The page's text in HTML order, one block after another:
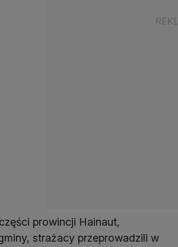
prowincji Hainaut,
strażacy przeprowadzili w